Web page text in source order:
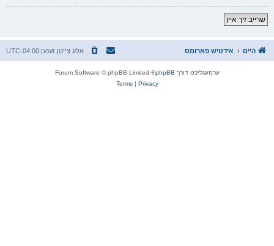
שרייב זיך איין
היים אידטיש פארומס אלע צייטן זענען UTC-04:00
ערמעגליכט דורך phpBB
® Forum Software © phpBB Limited
Privacy
|
Terms